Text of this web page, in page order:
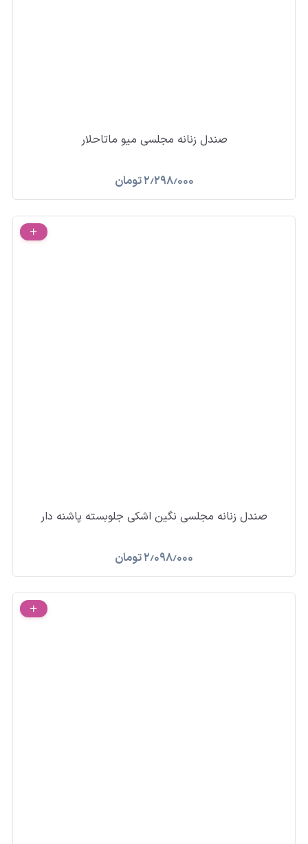
صندل زنانه مجلسی میو ماتاحلار
۲٫۲۹۸٫۰۰۰تومان
صندل زنانه مجلسی نگین اشکی جلوبسته پاشنه دار
۲٫۰۹۸٫۰۰۰تومان